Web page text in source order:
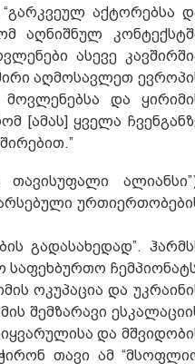
აქტორებსა
აღნიშნულ
ასევე
აღმოსავლეთ
და
[ამას] ყველა
თავისუფალი
გადასახედად”.
ოკუპაცია და
შემზარავი
და
თავი ამ